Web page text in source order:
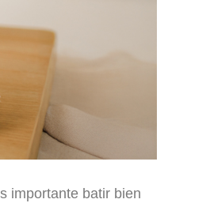
importante batir bien